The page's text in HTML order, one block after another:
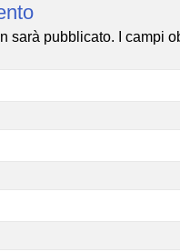
sarà pubblicato. I campi